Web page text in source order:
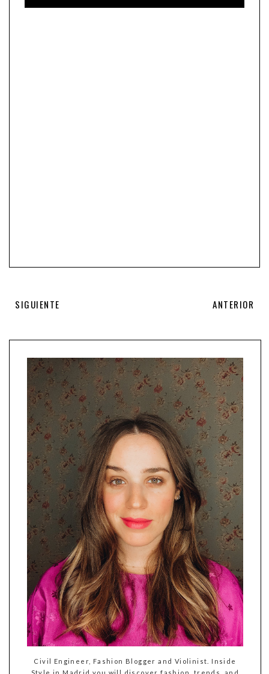
SIGUIENTE ANTERIOR
Civil Engineer, Fashion Blogger and Violinist. Inside